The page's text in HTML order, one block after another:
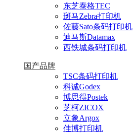
东芝泰格TEC
斑马Zebra打印机
佐藤Sato条码打印机
迪马斯Datamax
西铁城条码打印机
国产品牌
TSC条码打印机
科诚Godex
博思得Postek
芝柯ZICOX
立象Argox
佳博打印机